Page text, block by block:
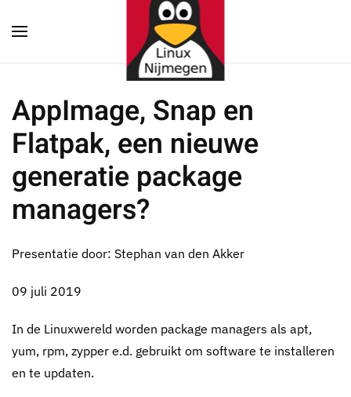
Terug naar hoofdinhoud
AppImage, Snap en
Flatpak, een nieuwe
generatie package
managers?
Presentatie door: Stephan van den Akker
09 juli 2019
In de Linuxwereld worden package managers als apt,
yum, rpm, zypper e.d. gebruikt om software te installeren
en te updaten.